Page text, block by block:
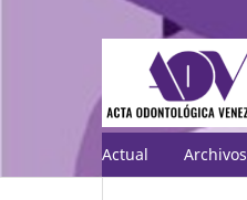
Actual Archivos